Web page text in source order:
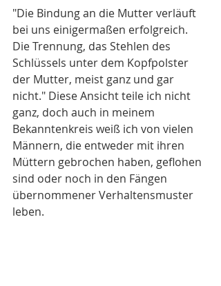
"Die Bindung an die Mutter verläuft
bei uns einigermaßen erfolgreich.
Die Trennung, das Stehlen des
Schlüssels unter dem Kopfpolster
der Mutter, meist ganz und gar
nicht." Diese Ansicht teile ich nicht
ganz, doch auch in meinem
Bekanntenkreis weiß ich von vielen
Männern, die entweder mit ihren
Müttern gebrochen haben, geflohen
sind oder noch in den Fängen
übernommener Verhaltensmuster
leben.